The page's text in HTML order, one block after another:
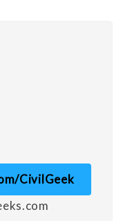
CivilGeek